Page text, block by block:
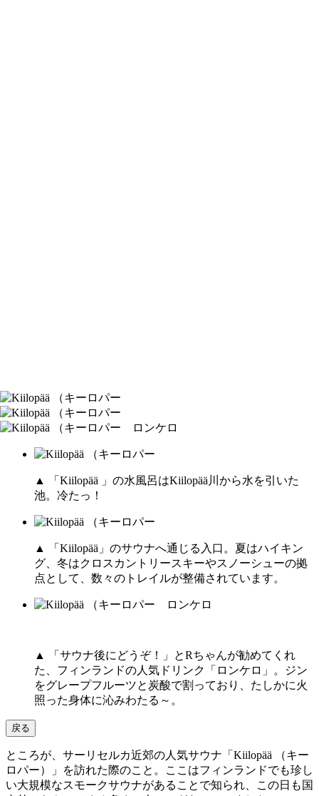
▲ 「Kiilopää 」の水風呂はKiilopää川から水を引いた
池。冷たっ！
▲ 「Kiilopää」のサウナへ通じる入口。夏はハイキン
グ、冬はクロスカントリースキーやスノーシューの拠
点として、数々のトレイルが整備されています。
▲ 「サウナ後にどうぞ！」とRちゃんが勧めてくれ
た、フィンランドの人気ドリンク「ロンケロ」。ジン
をグレープフルーツと炭酸で割っており、たしかに火
照った身体に沁みわたる～。
戻る
ところが、サーリセルカ近郊の人気サウナ「Kiilopää （キー
ロパー）」を訪れた際のこと。ここはフィンランドでも珍し
い大規模なスモークサウナがあることで知られ、この日も国